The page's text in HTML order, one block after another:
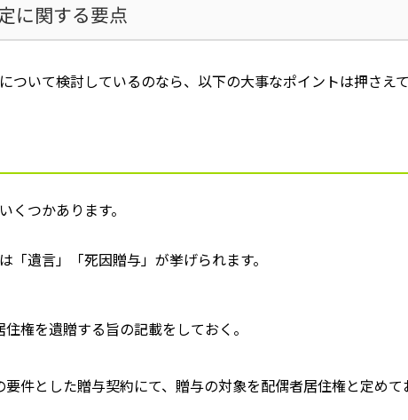
に関する要点
ついて検討しているのなら、以下の大事なポイントは押さえ
くつかあります。
「遺言」「死因贈与」が挙げられます。
権を遺贈する旨の記載をしておく。
要件とした贈与契約にて、贈与の対象を配偶者居住権と定めて